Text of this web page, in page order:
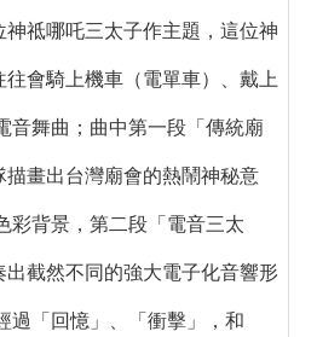
神祗哪吒三太子作主題，這位神
會騎上機車（電單車）、戴上
音舞曲；曲中第一段「傳統廟
畫出台灣廟會的熱鬧神秘意
彩背景，第二段「電音三太
截然不同的強大電子化音響形
過「回憶」、「衝擊」，和